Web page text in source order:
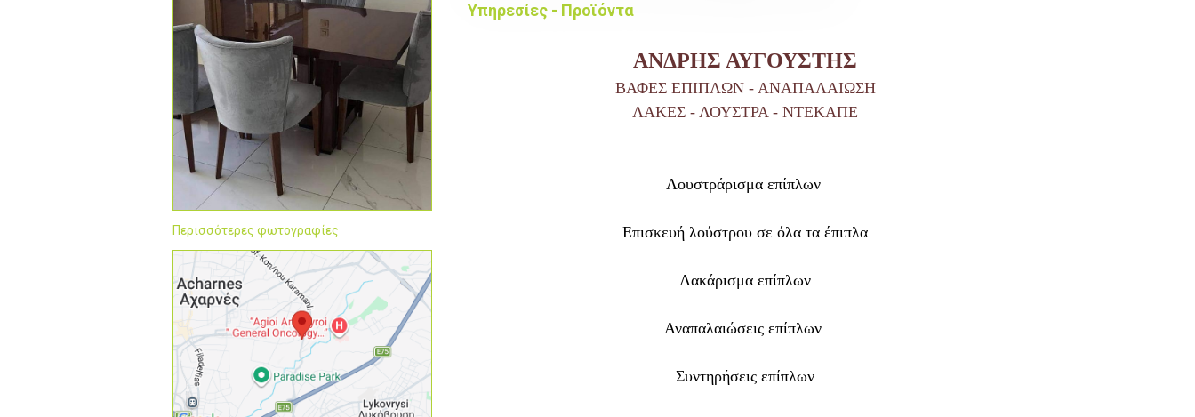
Περισσότερες φωτογραφίες
Υπηρεσίες - Προϊόντα
ΑΝΔΡΗΣ ΑΥΓΟΥΣΤΗΣ
ΒΑΦΕΣ ΕΠΙΠΛΩΝ - ΑΝΑΠΑΛΑΙΩΣΗ
ΛΑΚΕΣ - ΛΟΥΣΤΡΑ - ΝΤΕΚΑΠΕ
Λουστράρισμα επίπλων
Επισκευή λούστρου σε όλα τα έπιπλα
Λακάρισμα επίπλων
Αναπαλαιώσεις επίπλων
Συντηρήσεις επίπλων